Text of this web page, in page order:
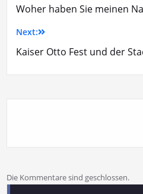
Woher haben Sie meinen
Next:
Kaiser Otto Fest und der
Die Kommentare sind geschlossen.